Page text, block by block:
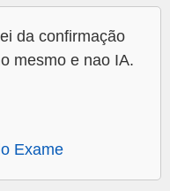
da confirmação
mesmo e nao IA.
Exame